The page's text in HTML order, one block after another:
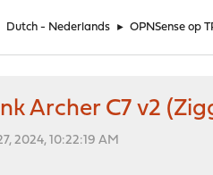
Dutch - Nederlands ► OPNSense op
Archer C7 v2
2024, 10:22:19 AM